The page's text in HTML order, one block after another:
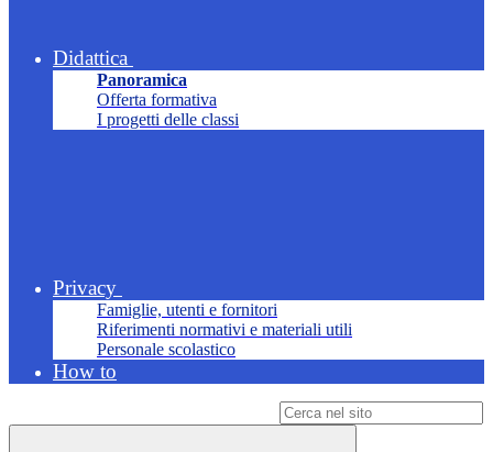
Didattica
Panoramica
Offerta formativa
I progetti delle classi
Privacy
Famiglie, utenti e fornitori
Riferimenti normativi e materiali utili
Personale scolastico
How to